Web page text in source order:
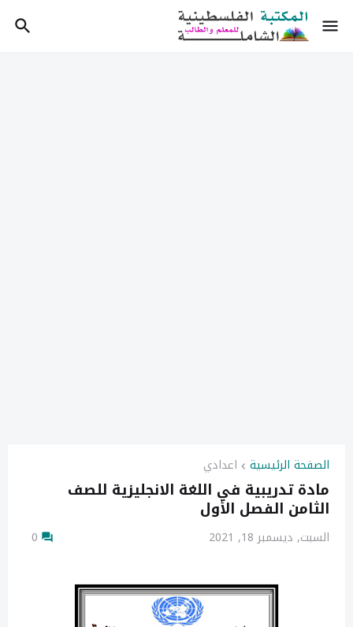
الصفحة الرئيسية اعدادي
مادة تدريبية في اللغة الانجليزية للصف
الثامن الفصل الأول
السبت, ديسمبر 18, 2021 0